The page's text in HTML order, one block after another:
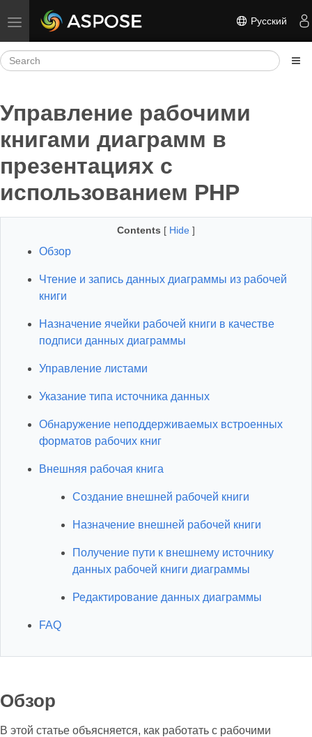
Toggle navigation Русский
Управление рабочими
книгами диаграмм в
презентациях с
использованием PHP
Contents [ Hide ]
Обзор
Чтение и запись данных диаграммы из рабочей
книги
Назначение ячейки рабочей книги в качестве
подписи данных диаграммы
Управление листами
Указание типа источника данных
Обнаружение неподдерживаемых встроенных
форматов рабочих книг
Внешняя рабочая книга
Создание внешней рабочей книги
Назначение внешней рабочей книги
Получение пути к внешнему источнику
данных рабочей книги диаграммы
Редактирование данных диаграммы
FAQ
Обзор
В этой статье объясняется, как работать с рабочими